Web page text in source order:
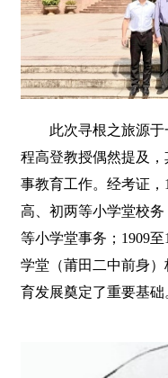
此次寻根之旅源于
程高登教授偶然提及
事教育工作。经考证
高、初两等小学堂校
等小学堂事务；1909
学堂（莆田二中前身
育发展奠定了重要基础